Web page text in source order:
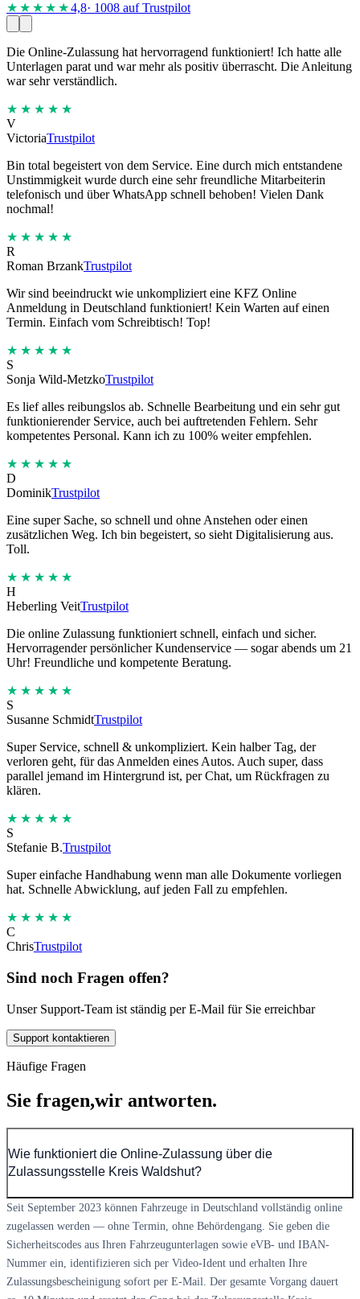
★★★★ ★4,8· 1008 auf Trustpilot
Die Online-Zulassung hat hervorragend funktioniert! Ich hatte alle
Unterlagen parat und war mehr als positiv überrascht. Die Anleitung
war sehr verständlich.
★★★★★
V
VictoriaTrustpilot
Bin total begeistert von dem Service. Eine durch mich entstandene
Unstimmigkeit wurde durch eine sehr freundliche Mitarbeiterin
telefonisch und über WhatsApp schnell behoben! Vielen Dank
nochmal!
★★★★★
R
Roman BrzankTrustpilot
Wir sind beeindruckt wie unkompliziert eine KFZ Online
Anmeldung in Deutschland funktioniert! Kein Warten auf einen
Termin. Einfach vom Schreibtisch! Top!
★★★★★
S
Sonja Wild-MetzkoTrustpilot
Es lief alles reibungslos ab. Schnelle Bearbeitung und ein sehr gut
funktionierender Service, auch bei auftretenden Fehlern. Sehr
kompetentes Personal. Kann ich zu 100% weiter empfehlen.
★★★★★
D
DominikTrustpilot
Eine super Sache, so schnell und ohne Anstehen oder einen
zusätzlichen Weg. Ich bin begeistert, so sieht Digitalisierung aus.
Toll.
★★★★★
H
Heberling VeitTrustpilot
Die online Zulassung funktioniert schnell, einfach und sicher.
Hervorragender persönlicher Kundenservice — sogar abends um 21
Uhr! Freundliche und kompetente Beratung.
★★★★★
S
Susanne SchmidtTrustpilot
Super Service, schnell & unkompliziert. Kein halber Tag, der
verloren geht, für das Anmelden eines Autos. Auch super, dass
parallel jemand im Hintergrund ist, per Chat, um Rückfragen zu
klären.
★★★★★
S
Stefanie B.Trustpilot
Super einfache Handhabung wenn man alle Dokumente vorliegen
hat. Schnelle Abwicklung, auf jeden Fall zu empfehlen.
★★★★★
C
ChrisTrustpilot
Sind noch Fragen offen?
Unser Support-Team ist ständig per E-Mail für Sie erreichbar
Support kontaktieren
Häufige Fragen
Sie fragen,wir antworten.
Wie funktioniert die Online-Zulassung über die
Zulassungsstelle Kreis Waldshut?
Seit September 2023 können Fahrzeuge in Deutschland vollständig online
zugelassen werden — ohne Termin, ohne Behördengang. Sie geben die
Sicherheitscodes aus Ihren Fahrzeugunterlagen sowie eVB- und IBAN-
Nummer ein, identifizieren sich per Video-Ident und erhalten Ihre
Zulassungsbescheinigung sofort per E-Mail. Der gesamte Vorgang dauert